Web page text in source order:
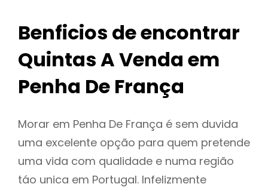
Benficios de encontrar
Quintas A Venda em
Penha De França
Morar em Penha De França é sem duvida
uma excelente opção para quem pretende
uma vida com qualidade e numa região
táo unica em Portugal. Infelizmente